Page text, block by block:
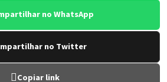
no WhatsApp
no Twitter
Copiar link